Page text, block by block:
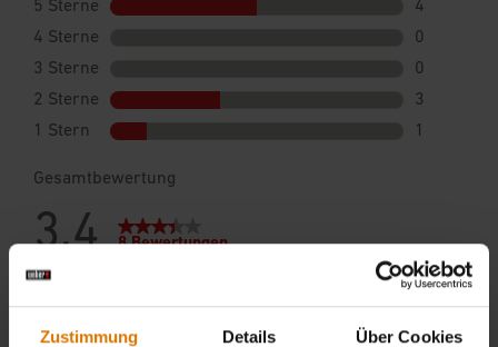
Zustimmung Details Über Cookies